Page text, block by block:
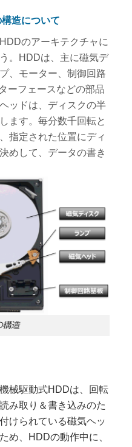
造について
のアーキテクチャに
。HDDは、主に磁気デ
、モーター、制御回路
ーフェースなどの部品
ッドは、ディスクの半
ます。毎分数千回転と
指定された位置にディ
めして、データの書き
造
械駆動式HDDは、回転
み取り＆書き込みのた
けられている磁気ヘッ
め、HDDの動作中に、